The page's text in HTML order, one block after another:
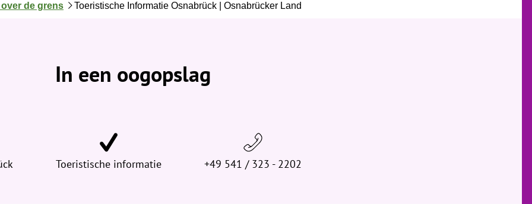
de grens Toeristische Informatie Osnabrück | Osnabrücker Land
In een oogopslag
Toeristische informatie +49 541 / 323 - 2202